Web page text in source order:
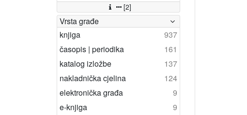
[2]
Vrsta građe
knjiga
937
časopis | periodika
161
katalog izložbe
137
nakladnička cjelina
124
elektronička građa
9
e-knjiga
9